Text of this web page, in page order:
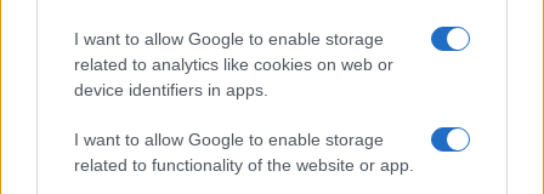
I want to allow Google to enable storage
related to analytics like cookies on web or
device identifiers in apps.
I want to allow Google to enable storage
related to functionality of the website or app.
Abril de
$
2,02
$ 1,92 $ 2,20 6%
Maio de
1,88
$ 1,50 $ 2,20 -7%